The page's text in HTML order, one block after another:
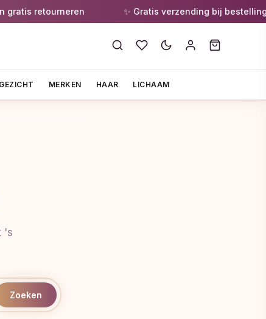
retourneren ✨ Gratis verzending bij bestellingen
GEZICHT MERKEN HAAR LICHAAM
's
Zoeken